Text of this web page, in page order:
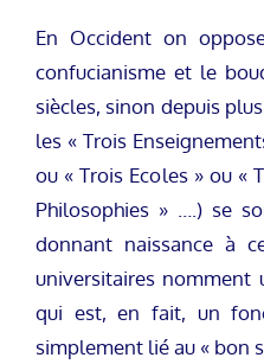
En Occident on
confucianisme et le
siècles, sinon depuis
les « Trois
ou « Trois Ecoles » ou «
Philosophies » ….) se
donnant naissance à
universitaires nomment
qui est, en fait, un
simplement lié au « bon